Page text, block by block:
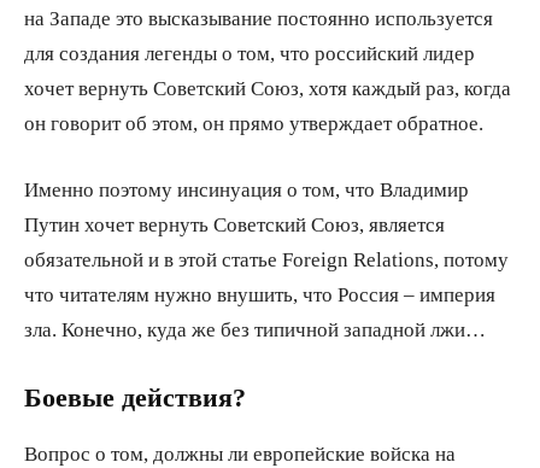
на Западе это высказывание постоянно используется
для создания легенды о том, что российский лидер
хочет вернуть Советский Союз, хотя каждый раз, когда
он говорит об этом, он прямо утверждает обратное.
Именно поэтому инсинуация о том, что Владимир
Путин хочет вернуть Советский Союз, является
обязательной и в этой статье Foreign Relations, потому
что читателям нужно внушить, что Россия – империя
зла. Конечно, куда же без типичной западной лжи…
Боевые действия?
Вопрос о том, должны ли европейские войска на